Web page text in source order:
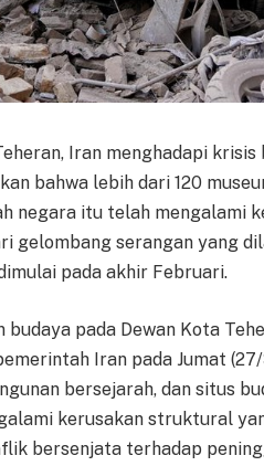
Iran menghadapi
bahwa lebih dari 120
negara itu telah mengalami
gelombang serangan yang
pada akhir Februari.
pada Dewan Kota
Iran pada Jumat
bersejarah, dan situs
kerusakan struktural
bersenjata terhadap